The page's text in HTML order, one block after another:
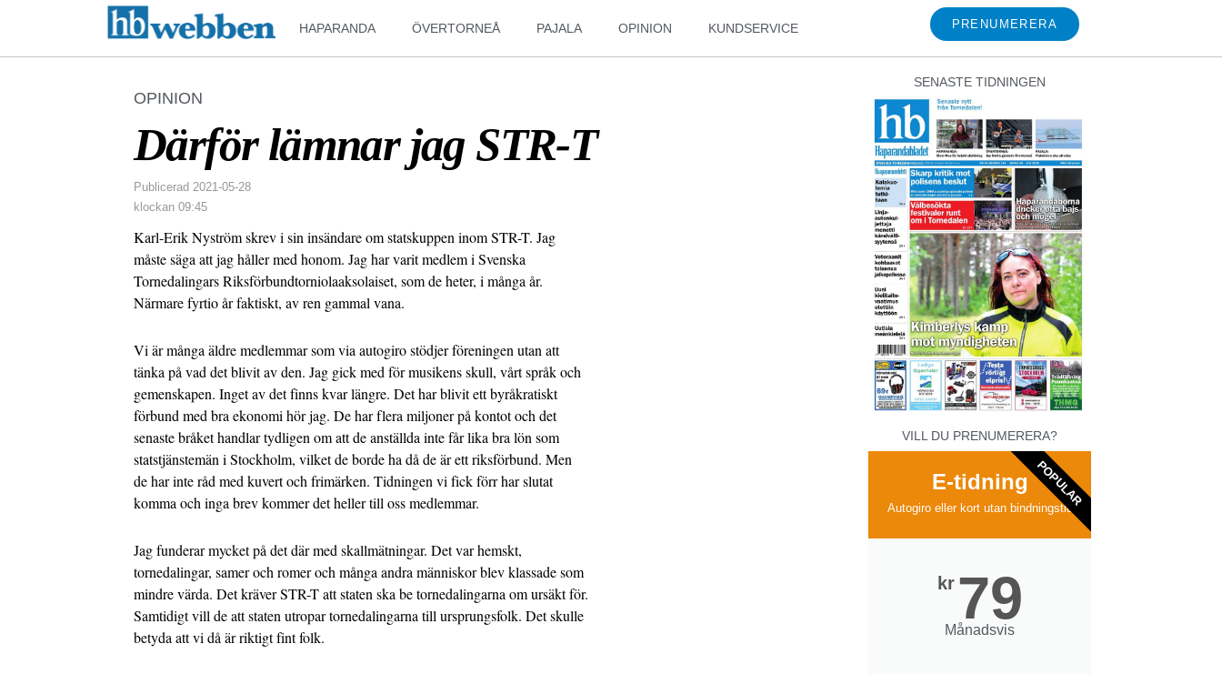
HAPARANDA ÖVERTORNEÅ PAJALA OPINION KUNDSERVICE PRENUMERERA
OPINION
Därför lämnar jag STR-T
Publicerad 2021-05-28
klockan 09:45
Karl-Erik Nyström skrev i sin insändare om statskuppen inom STR-T. Jag
måste säga att jag håller med honom. Jag har varit medlem i Svenska
Tornedalingars Riksförbundtorniolaaksolaiset, som de heter, i många år.
Närmare fyrtio år faktiskt, av ren gammal vana.
Vi är många äldre medlemmar som via autogiro stödjer föreningen utan att
tänka på vad det blivit av den. Jag gick med för musikens skull, vårt språk och
gemenskapen. Inget av det finns kvar längre. Det har blivit ett byråkratiskt
förbund med bra ekonomi hör jag. De har flera miljoner på kontot och det
senaste bråket handlar tydligen om att de anställda inte får lika bra lön som
statstjänstemän i Stockholm, vilket de borde ha då de är ett riksförbund. Men
de har inte råd med kuvert och frimärken. Tidningen vi fick förr har slutat
komma och inga brev kommer det heller till oss medlemmar.
Jag funderar mycket på det där med skallmätningar. Det var hemskt,
tornedalingar, samer och romer och många andra människor blev klassade som
mindre värda. Det kräver STR-T att staten ska be tornedalingarna om ursäkt för.
Samtidigt vill de att staten utropar tornedalingarna till ursprungsfolk. Det skulle
betyda att vi då är riktigt fint folk.
SENASTE TIDNINGEN
VILL DU PRENUMERERA?
E-tidning
Autogiro eller kort utan bindningstid
kr 79
Månadsvis
POPULAR